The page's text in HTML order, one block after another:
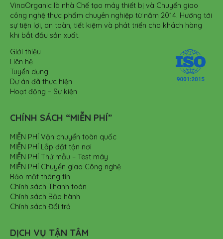
VinaOrganic là nhà Chế tạo máy thiết bị và Chuyển giao
công nghệ thực phẩm chuyên nghiệp từ năm 2014. Hướng tới
sự tiện lợi, an toàn, tiết kiệm và phát triển cho khách hàng
khi bắt đầu sản xuất.
Giới thiệu
Liên hệ
Tuyển dụng
Dự án đã thực hiện
Hoạt động – Sự kiện
CHÍNH SÁCH “MIỄN PHÍ”
MIỄN PHÍ Vận chuyển toàn quốc
MIỄN PHÍ Lắp đặt tận nơi
MIỄN PHÍ Thử mẫu – Test máy
MIỄN PHÍ Chuyển giao Công nghệ
Bảo mật thông tin
Chính sách Thanh toán
Chính sách Bảo hành
Chính sách Đổi trả
DỊCH VỤ TẬN TÂM